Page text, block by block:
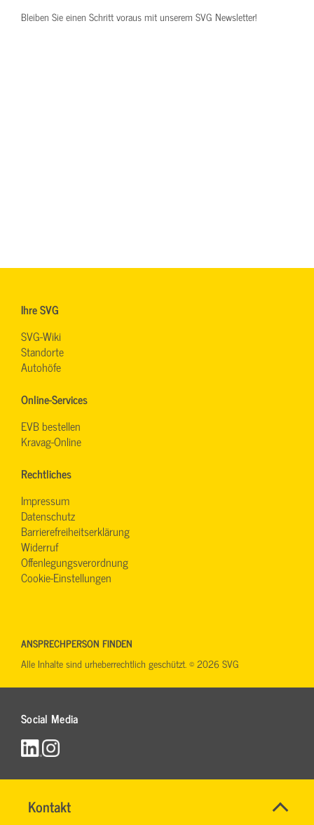
Kontakt
JESSICA
Name*
Krankenfahrten
Abrechnung
Bleiben Sie einen Schritt voraus mit unserem SVG Newsletter!
Ihre SVG
SVG-Wiki
Standorte
Autohöfe
Online-Services
EVB bestellen
Kravag-Online
Rechtliches
Impressum
Datenschutz
Barrierefreiheitserklärung
Widerruf
Offenlegungsverordnung
Cookie-Einstellungen
Social Media
ANSPRECHPERSON FINDEN
Alle Inhalte sind urheberrechtlich geschützt. © 2026 SVG